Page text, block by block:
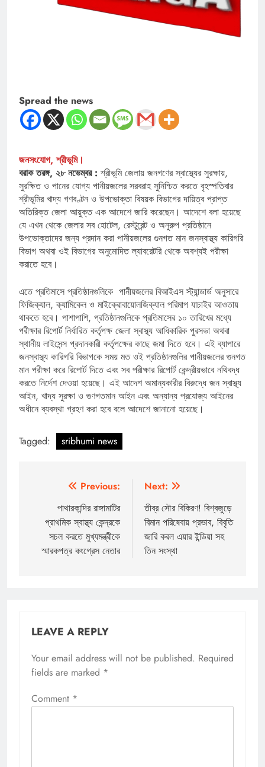
Spread the news
জনসংযোগ, শ্রীভূমি।
বরাক তরঙ্গ, ২৮ নভেম্বর : শ্রীভূমি জেলায় জনগণের স্বাস্থ্যের সুরক্ষায়,
সুরক্ষিত ও পানের যোগ্য পানীয়জলের সরবরাহ সুনিশ্চিত করতে বৃহস্পতিবার
শ্রীভূমির খাদ্য গণবণ্টন ও উপভোক্তা বিষয়ক বিভাগের দায়িত্ব প্রাপ্ত
অতিরিক্ত জেলা আয়ুক্ত এক আদেশে জারি করেছেন। আদেশে বলা হয়েছে
যে এখন থেকে জেলার সব হোটেল, রেস্টুরেন্ট ও অনুরুপ প্রতিষ্ঠানে
উপভোক্তাদের জন্য প্রদান করা পানীয়জলের গুনগত মান জনস্বাস্থ্য কারিগরি
বিভাগ অথবা ওই বিভাগের অনুমোদিত ল্যাবরেটরি থেকে অবশ্যই পরীক্ষা
করাতে হবে।
এতে প্রতিমাসে প্রতিষ্ঠানগুলিকে পানীয়জলের বিআইএস স্ট্যান্ডার্ড অনুসারে
ফিজিক্যাল, ক্যামিকেল ও মাইক্রোবায়োলজিক্যাল পরিমাপ যাচাইর আওতায়
থাকতে হবে। পাশাপাশি, প্রতিষ্ঠানগুলিকে প্রতিমাসের ১০ তারিখের মধ্যে
পরীক্ষার রিপোর্ট নির্ধারিত কর্তৃপক্ষ জেলা স্বাস্থ্য আধিকারিক পুরসভা অথবা
স্থানীয় লাইসেন্স প্রদানকারী কর্তৃপক্ষের কাছে জমা দিতে হবে। এই ব্যাপারে
জনস্বাস্থ্য কারিগরি বিভাগকে সময় মত ওই প্রতিষ্ঠানগুলির পানীয়জলের গুনগত
মান পরীক্ষা করে রিপোর্ট দিতে এবং সব পরীক্ষার রিপোর্ট কেন্দ্রীয়ভাবে নথিবদ্ধ
করতে নির্দেশ দেওয়া হয়েছে। এই আদেশ অমান্যকারীর বিরুদ্ধে জন স্বাস্থ্য
আইন, খাদ্য সুরক্ষা ও গুণগতমান আইন এবং অন্যান্য প্রযোজ্য আইনের
অধীনে ব্যবস্থা গ্রহণ করা হবে বলে আদেশে জানানো হয়েছে।
Tagged: sribhumi news
navigation
Previous:
পাথারকান্দির রাঙ্গামাটির
প্রাথমিক স্বাস্থ্য কেন্দ্রকে
সচল করতে মুখ্যমন্ত্রীকে
স্মারকপত্র কংগ্রেস নেতার
Next:
তীব্র সৌর বিকিরণ! বিশ্বজুড়ে
বিমান পরিষেবায় প্রভাব, বিবৃতি
জারি করল এয়ার ইন্ডিয়া সহ
তিন সংস্থা
LEAVE A REPLY
Your email address will not be published. Required
fields are marked *
Comment *